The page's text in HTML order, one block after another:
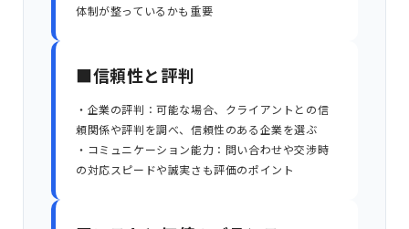
体制が整っているかも重要
■信頼性と評判
・企業の評判：可能な場合、クライアントとの信
頼関係や評判を調べ、信頼性のある企業を選ぶ
・コミュニケーション能力：問い合わせや交渉時
の対応スピードや誠実さも評価のポイント